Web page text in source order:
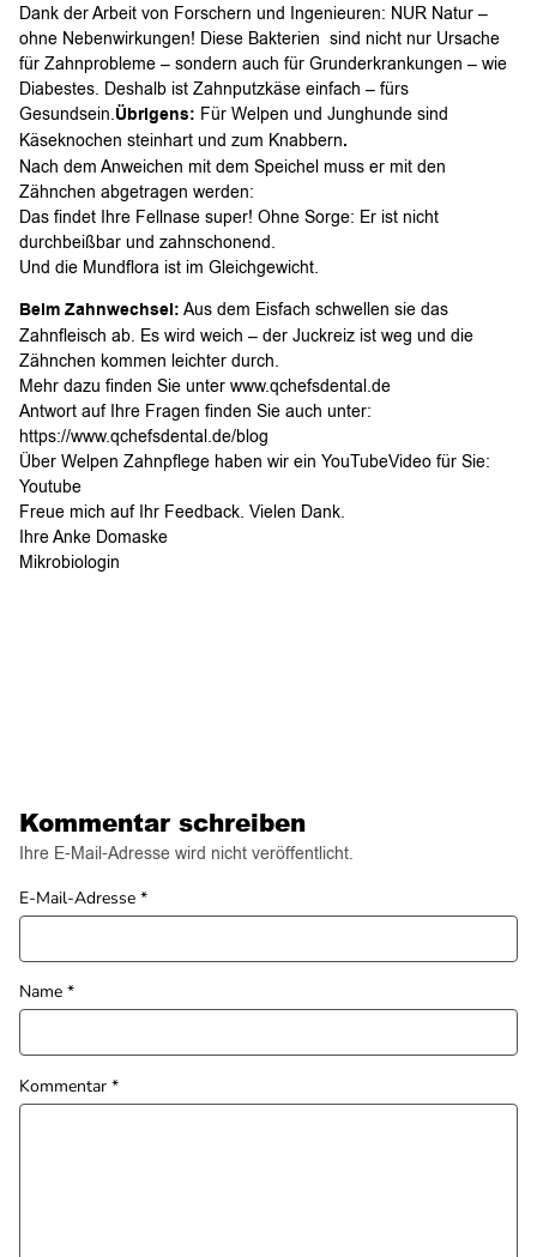
Dank der Arbeit von Forschern und Ingenieuren: NUR Natur –
ohne Nebenwirkungen! Diese Bakterien sind nicht nur Ursache
für Zahnprobleme – sondern auch für Grunderkrankungen – wie
Diabestes. Deshalb ist Zahnputzkäse einfach – fürs
Gesundsein.Übrigens: Für Welpen und Junghunde sind
Käseknochen steinhart und zum Knabbern.
Nach dem Anweichen mit dem Speichel muss er mit den
Zähnchen abgetragen werden:
Das findet Ihre Fellnase super! Ohne Sorge: Er ist nicht
durchbeißbar und zahnschonend.
Und die Mundflora ist im Gleichgewicht.
Beim Zahnwechsel: Aus dem Eisfach schwellen sie das
Zahnfleisch ab. Es wird weich – der Juckreiz ist weg und die
Zähnchen kommen leichter durch.
Mehr dazu finden Sie unter www.qchefsdental.de
Antwort auf Ihre Fragen finden Sie auch unter:
https://www.qchefsdental.de/blog
Über Welpen Zahnpflege haben wir ein YouTubeVideo für Sie:
Youtube
Freue mich auf Ihr Feedback. Vielen Dank.
Ihre Anke Domaske
Mikrobiologin
Kommentar schreiben
Ihre E-Mail-Adresse wird nicht veröffentlicht.
Kommentar *
Name *
E-Mail-Adresse *